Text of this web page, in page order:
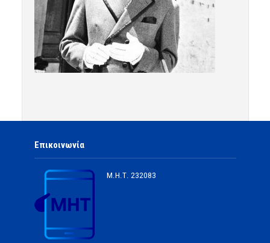
Επικοινωνία
Μ.Η.Τ. 232083